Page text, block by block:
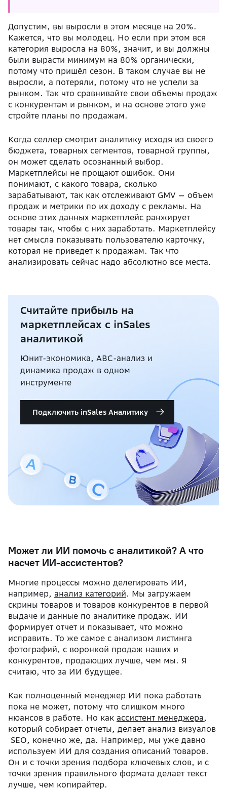
Допустим, вы выросли в этом месяце на 20%.
Кажется, что вы молодец. Но если при этом вся
категория выросла на 80%, значит, и вы должны
были вырасти минимум на 80% органически,
потому что пришёл сезон. В таком случае вы не
выросли, а потеряли, потому что не успели за
рынком. Так что сравнивайте свои объемы продаж
с конкурентам и рынком, и на основе этого уже
стройте планы по продажам.
Когда селлер смотрит аналитику исходя из своего
бюджета, товарных сегментов, товарной группы,
он может сделать осознанный выбор.
Маркетплейсы не прощают ошибок. Они
понимают, с какого товара, сколько
зарабатывают, так как отслеживают GMV — объем
продаж и метрики по их доходу с рекламы. На
основе этих данных маркетплейс ранжирует
товары так, чтобы с них заработать. Маркетплейсу
нет смысла показывать пользователю карточку,
которая не приведет к продажам. Так что
анализировать сейчас надо абсолютно все места.
Считайте прибыль на
маркетплейсах с inSales
аналитикой
Юнит-экономика, ABC-анализ и
динамика продаж в одном
инструменте
Подключить inSales Аналитику
Может ли ИИ помочь с аналитикой? А что
насчет ИИ-ассистентов?
Многие процессы можно делегировать ИИ,
например, анализ категорий. Мы загружаем
скрины товаров и товаров конкурентов в первой
выдаче и данные по аналитике продаж. ИИ
формирует отчет и показывает, что можно
исправить. То же самое с анализом листинга
фотографий, с воронкой продаж наших и
конкурентов, продающих лучше, чем мы. Я
считаю, что за ИИ будущее.
Как полноценный менеджер ИИ пока работать
пока не может, потому что слишком много
нюансов в работе. Но как ассистент менеджера,
который собирает отчеты, делает анализ визуалов
SEO, конечно же, да. Например, мы уже давно
используем ИИ для создания описаний товаров.
Он и с точки зрения подбора ключевых слов, и с
точки зрения правильного формата делает текст
лучше, чем копирайтер.